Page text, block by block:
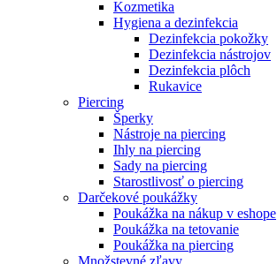
Kozmetika
Hygiena a dezinfekcia
Dezinfekcia pokožky
Dezinfekcia nástrojov
Dezinfekcia plôch
Rukavice
Piercing
Šperky
Nástroje na piercing
Ihly na piercing
Sady na piercing
Starostlivosť o piercing
Darčekové poukážky
Poukážka na nákup v eshope
Poukážka na tetovanie
Poukážka na piercing
Množstevné zľavy